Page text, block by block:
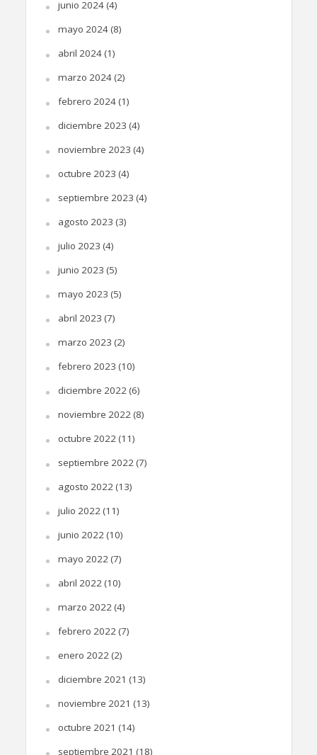
junio 2024(4)
mayo 2024(8)
abril 2024(1)
marzo 2024(2)
febrero 2024(1)
diciembre 2023 (4)
noviembre 2023 (4)
octubre 2023 (4)
septiembre 2023 (4)
agosto 2023 (3)
julio 2023 (4)
junio 2023 (5)
mayo 2023 (5)
abril 2023 (7)
marzo 2023 (2)
febrero 2023 (10)
diciembre 2022(6)
noviembre 2022(8)
octubre 2022(11)
septiembre 2022(7)
agosto 2022(13)
julio 2022(11)
junio 2022(10)
mayo 2022(7)
abril 2022(10)
marzo 2022(4)
febrero 2022(7)
enero 2022(2)
diciembre 2021 (13)
noviembre 2021 (13)
octubre 2021 (14)
septiembre 2021 (18)